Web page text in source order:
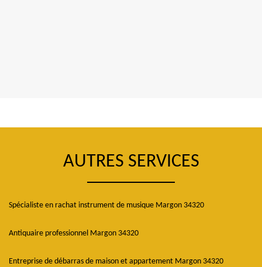
AUTRES SERVICES
Spécialiste en rachat instrument de musique Margon 34320
Antiquaire professionnel Margon 34320
Entreprise de débarras de maison et appartement Margon 34320